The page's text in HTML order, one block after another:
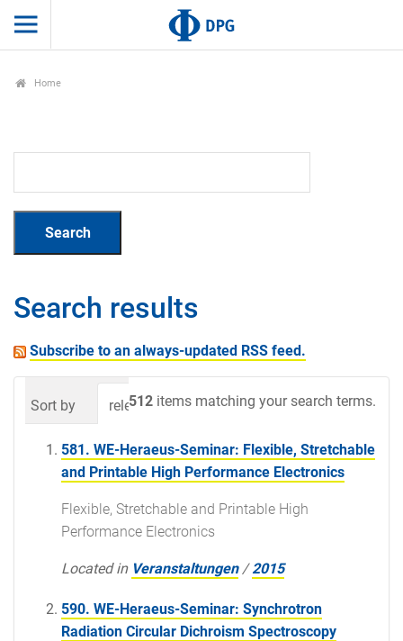
Home
Search results
Subscribe to an always-updated RSS feed.
512 items matching your search terms.
Sort by relevance date (newest first)
581. WE-Heraeus-Seminar: Flexible, Stretchable
and Printable High Performance Electronics
Flexible, Stretchable and Printable High
Performance Electronics
Located in Veranstaltungen /2015
590. WE-Heraeus-Seminar: Synchrotron
Radiation Circular Dichroism Spectroscopy